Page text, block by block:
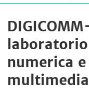
numerica